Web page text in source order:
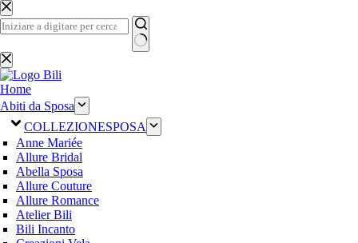
Salta
al
contenuto
Nessun
risultato
Home
Abiti da Sposa
COLLEZIONESPOSA
Anne Mariée
Allure Bridal
Abella Sposa
Allure Couture
Allure Romance
Atelier Bili
Bili Incanto